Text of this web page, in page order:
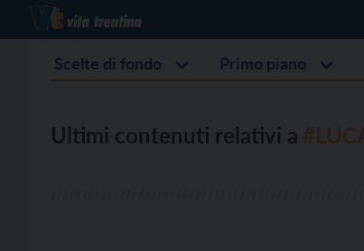
Scelte di fondo Primo piano
Ultimi contenuti relativi a